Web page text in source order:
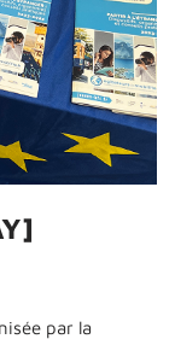
par la